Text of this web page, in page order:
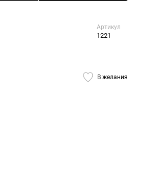
Артикул
1221
В желания